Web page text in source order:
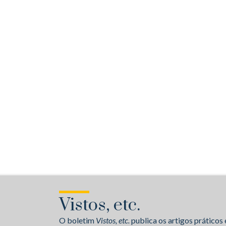
Vistos, etc.
O boletim Vistos, etc.publica os artigos práticos